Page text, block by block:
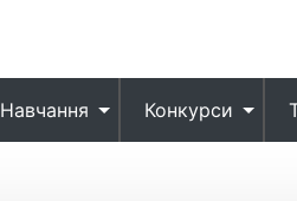
Навчання Конкурси